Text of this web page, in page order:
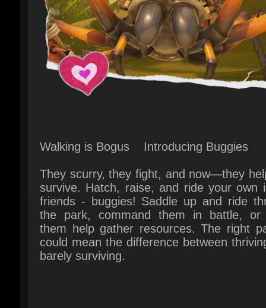
Walking is Bogus Introducing Buggies
friends - buggies! Saddle up and ride
them help gather resources. The right
could mean the difference between
barely surviving.